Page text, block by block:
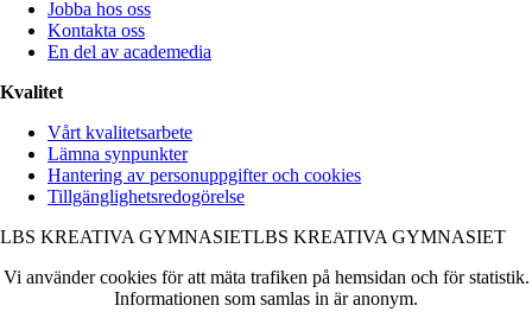
Jobba hos oss
Kontakta oss
En del av academedia
Kvalitet
Vårt kvalitetsarbete
Lämna synpunkter
Hantering av personuppgifter och cookies
Tillgänglighetsredogörelse
LBS KREATIVA GYMNASIETLBS KREATIVA GYMNASIET
Vi använder cookies för att mäta trafiken på hemsidan och för statistik.
Informationen som samlas in är anonym.